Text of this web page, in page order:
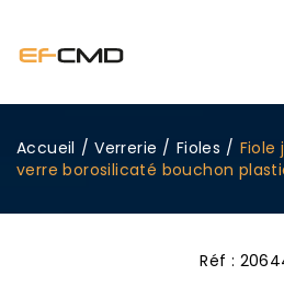
Accueil / Verrerie / Fioles / Fiole
verre borosilicaté bouchon
Réf :